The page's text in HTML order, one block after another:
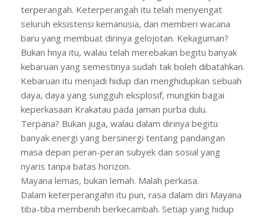
terperangah. Keterperangah itu telah menyengat
seluruh eksistensi kemanusia, dan memberi wacana
baru yang membuat dirinya gelojotan. Kekaguman?
Bukan hnya itu, walau telah merebakan begitu banyak
kebaruan yang semestinya sudah tak boleh dibatahkan.
Kebaruan itu menjadi hidup dan menghidupkan sebuah
daya, daya yang sungguh eksplosif, mungkin bagai
keperkasaan Krakatau pada jaman purba dulu.
Terpana? Bukan juga, walau dalam dirinya begitu
banyak energi yang bersinergi tentang pandangan
masa depan peran-peran subyek dan sosial yang
nyaris tanpa batas horizon.
Mayana lemas, bukan lemah. Malah perkasa.
Dalam keterperangahn itu pun, rasa dalam diri Mayana
tiba-tiba membenih berkecambah. Setiap yang hidup